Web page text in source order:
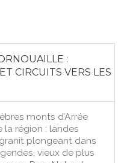
:
CIRCUITS VERS LES
monts d’Arrée
la région : landes
plongeant dans
vieux de plus